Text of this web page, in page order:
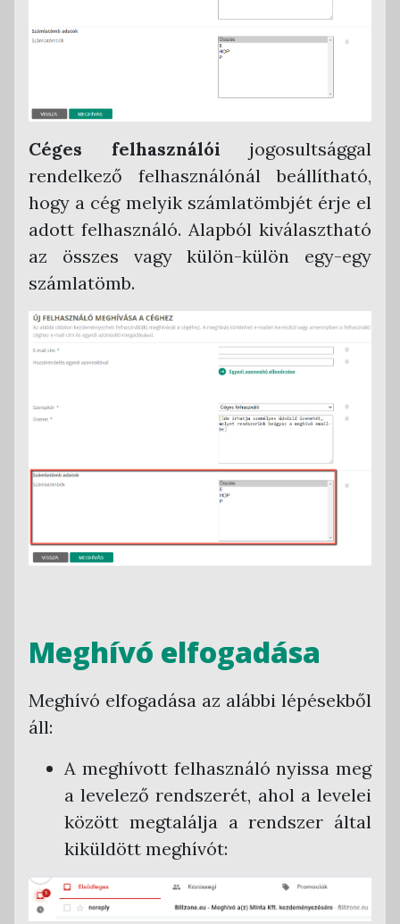
Egyenleg statisztikák
Számlaadat export ügyviteli program
részére
Armada Főkönyv
CobraConto.Net
Novitax Kettős Könyvvitel
RLB 60 Bt. Kettős Könyvvitel
Tensoft Kettős Könyvvitel
Céges felhasználói jogosultsággal
rendelkező felhasználónál beállítható,
hogy a cég melyik számlatömbjét érje el
adott felhasználó. Alapból kiválasztható
az összes vagy külön-külön egy-egy
számlatömb.
Meghívó elfogadása
Meghívó elfogadása az alábbi lépésekből
áll:
A meghívott felhasználó nyissa meg
a levelező rendszerét, ahol a levelei
között megtalálja a rendszer által
kiküldött meghívót: